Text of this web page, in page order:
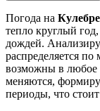
Погода на Кулебре
тепло круглый
дождей.
распределяется
возможны в любое
меняются,
периоды, что